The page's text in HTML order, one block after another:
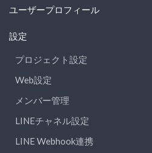
ユーザープロフィール
設定
プロジェクト設定
Web設定
メンバー管理
LINEチャネル設定
LINE Webhook連携